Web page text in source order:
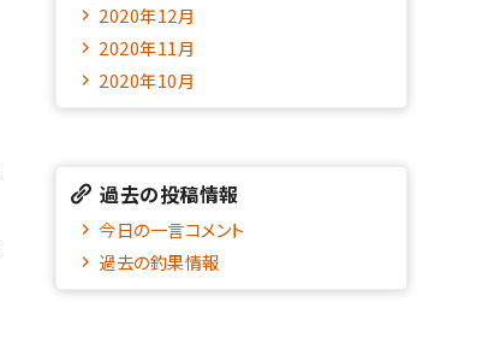
2020年12月
2020年11月
2020年10月
過去の投稿情報
今日の一言コメント
過去の釣果情報